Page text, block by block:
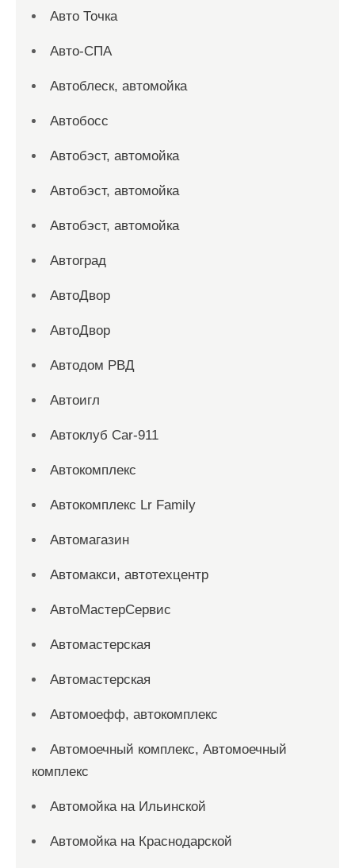
Авто Точка
Авто-СПА
Автоблеск, автомойка
Автобосс
Автобэст, автомойка
Автобэст, автомойка
Автобэст, автомойка
Автоград
АвтоДвор
АвтоДвор
Автодом РВД
Автоигл
Автоклуб Car-911
Автокомплекс
Автокомплекс Lr Family
Автомагазин
Автомакси, автотехцентр
АвтоМастерСервис
Автомастерская
Автомастерская
Автомоефф, автокомплекс
Автомоечный комплекс, Автомоечный
комплекс
Автомойка на Ильинской
Автомойка на Краснодарской